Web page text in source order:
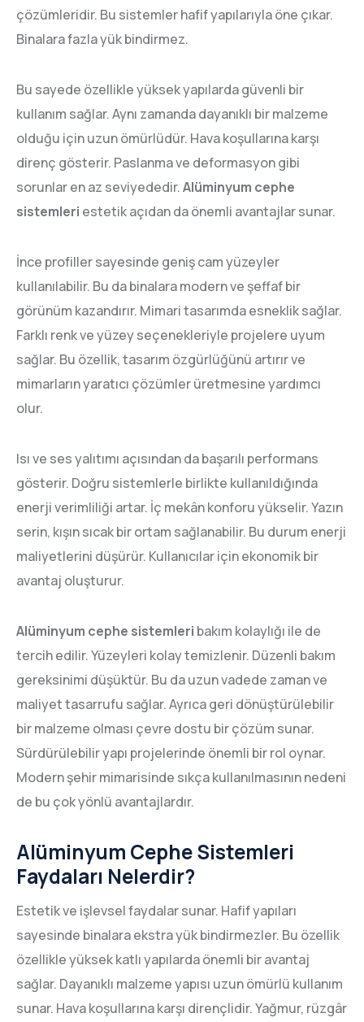
çözümleridir. Bu sistemler hafif yapılarıyla öne çıkar.
Binalara fazla yük bindirmez.
Bu sayede özellikle yüksek yapılarda güvenli bir
kullanım sağlar. Aynı zamanda dayanıklı bir malzeme
olduğu için uzun ömürlüdür. Hava koşullarına karşı
direnç gösterir. Paslanma ve deformasyon gibi
sorunlar en az seviyededir.Alüminyum cephe
sistemleri estetik açıdan da önemli avantajlar sunar.
İnce profiller sayesinde geniş cam yüzeyler
kullanılabilir. Bu da binalara modern ve şeffaf bir
görünüm kazandırır. Mimari tasarımda esneklik sağlar.
Farklı renk ve yüzey seçenekleriyle projelere uyum
sağlar. Bu özellik, tasarım özgürlüğünü artırır ve
mimarların yaratıcı çözümler üretmesine yardımcı
olur.
Isı ve ses yalıtımı açısından da başarılı performans
gösterir. Doğru sistemlerle birlikte kullanıldığında
enerji verimliliği artar. İç mekân konforu yükselir. Yazın
serin, kışın sıcak bir ortam sağlanabilir. Bu durum enerji
maliyetlerini düşürür. Kullanıcılar için ekonomik bir
avantaj oluşturur.
Alüminyum cephe sistemleri bakım kolaylığı ile de
tercih edilir. Yüzeyleri kolay temizlenir. Düzenli bakım
gereksinimi düşüktür. Bu da uzun vadede zaman ve
maliyet tasarrufu sağlar. Ayrıca geri dönüştürülebilir
bir malzeme olması çevre dostu bir çözüm sunar.
Sürdürülebilir yapı projelerinde önemli bir rol oynar.
Modern şehir mimarisinde sıkça kullanılmasının nedeni
de bu çok yönlü avantajlardır.
Alüminyum Cephe Sistemleri
Faydaları Nelerdir?
Estetik ve işlevsel faydalar sunar. Hafif yapıları
sayesinde binalara ekstra yük bindirmezler. Bu özellik
özellikle yüksek katlı yapılarda önemli bir avantaj
sağlar. Dayanıklı malzeme yapısı uzun ömürlü kullanım
sunar. Hava koşullarına karşı dirençlidir. Yağmur, rüzgâr